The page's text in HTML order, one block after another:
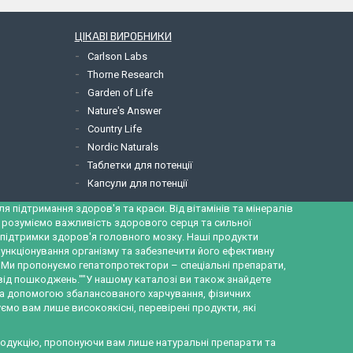
ЦІКАВІ ВИРОБНИКИ
Carlson Labs
Thorne Research
Garden of Life
Nature's Answer
Country Life
Nordic Naturals
Таблетки для потенції
Капсули для потенції
здоров'я та краси. Від вітамінів та мінералів
важливість здорового серця та сильної
здоров'я головного мозку. Наші продукти
організму та забезпечити його ефективну
пропонуємо гепатопротектори – спеціальні препарати,
пошкоджень.""У нашому каталозі ви також знайдете
допомогою збалансованого харчування, фізичних
вам лише високоякісні, перевірені продукти, які
пропонуючи вам лише натуральні препарати та